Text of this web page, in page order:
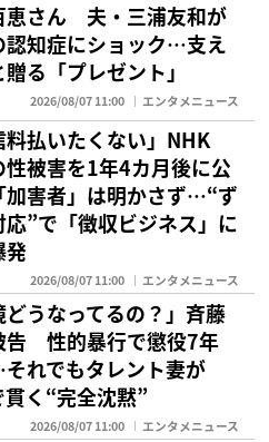
恵さん 夫・三浦友和が
認知症にショック…支え
る「プレゼント」
2026/08/07 11:00 エンタメニュース
料払いたくない」NHK
性被害を1年4カ月後に公
加害者」は明かさず…“ず
応”で「徴収ビジネス」に
発
2026/08/07 11:00 エンタメニュース
どうなってるの？」斉藤
告 性的暴行で懲役7年
れでもタレント妻が
貫く“完全沈黙”
2026/08/07 11:00 エンタメニュース